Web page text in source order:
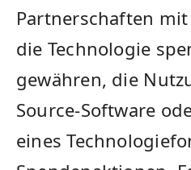
Partnerschaften
die Technologie
gewähren, ‍die
Source-Software
eines